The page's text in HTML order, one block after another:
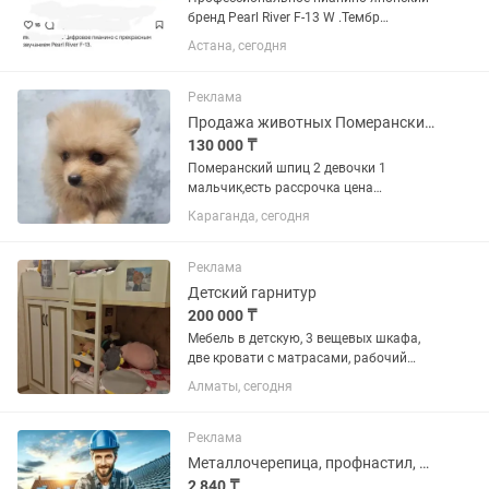
бренд Pearl River F-13 W .Тембр
,акустика 100% звучание,26 голосов ,30
ритмов, полифония 512,обучающие
описании , можете прчитать в...
Астана, сегодня
Реклама
Продажа животных Померанский шпиц
130 000 ₸
Померанский шпиц 2 девочки 1
мальчик,есть рассрочка цена
договорная звонить писать
Караганда, сегодня
Реклама
Детский гарнитур
200 000 ₸
Мебель в детскую, 3 вещевых шкафа,
две кровати с матрасами, рабочий
стол с тумбой ( 4 шкафа для
канцелярии, игрушек) очень
кровати по 190 см, шкафы по 97 см.
Цена...
Алматы, сегодня
Реклама
Металлочерепица, профнастил, низкие цены, замер, монтаж, рассрочка, Кэшбэк.